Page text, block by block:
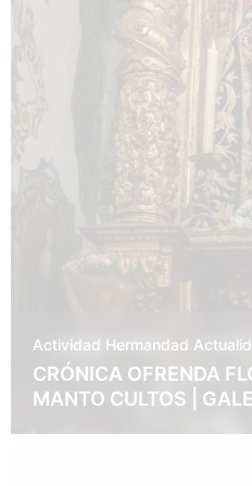
Actividad Hermandad
CRÓNICA OFRENDA
MANTO CULTOS |